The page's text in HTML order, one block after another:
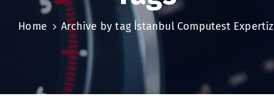
Home Archive by tag İstanbul Computest Expertiz